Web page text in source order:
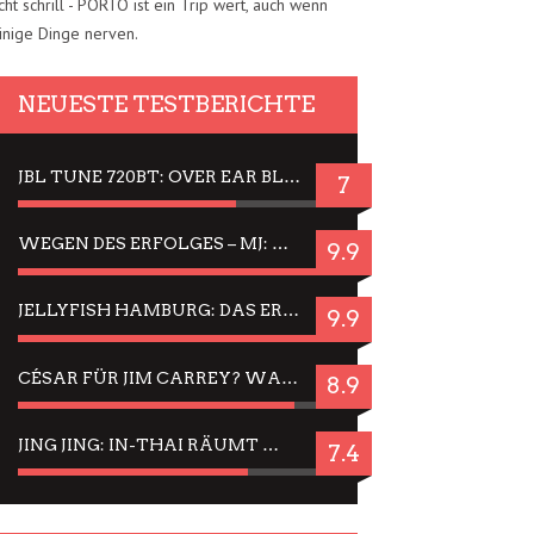
schrill - PORTO ist ein Trip wert, auch wenn
Dinge nerven.
NEUESTE TESTBERICHTE
JBL TUNE 720BT: OVER EAR BLUETOOTH KOPFHÖRER UM DIE 50,-€ IM DAUER-TEST 7
WEGEN DES ERFOLGES – MJ: MICHAEL JACKSON MUSICAL IN EINER MATINEE SEHEN 9.9
JELLYFISH HAMBURG: DAS ERFOLGREICHE SOMMER-MENÜ 2025 IN GEFÜHLEN UND BILDERN 9.9
CÉSAR FÜR JIM CARREY? WARUM DAS EINER DER NERVIGSTEN ACTORS IST UND BLEIBT 8.9
JING JING: IN-THAI RÄUMT WIEDER TITEL AB – EIN ZWEI-STUNDEN-ERLEBNISBERICHT 7.4